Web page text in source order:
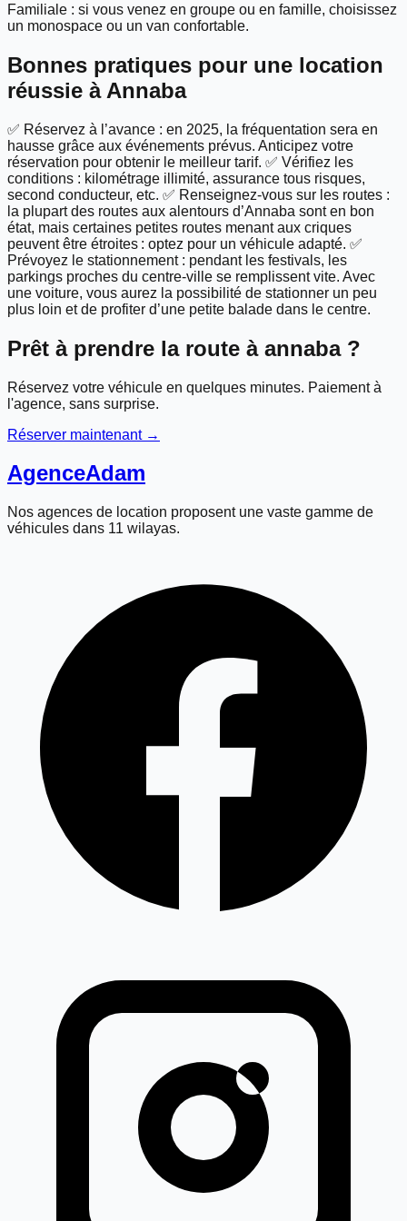
Familiale : si vous venez en groupe ou en famille, choisissez
un monospace ou un van confortable.
Bonnes pratiques pour une location
réussie à Annaba
✅ Réservez à l’avance : en 2025, la fréquentation sera en
hausse grâce aux événements prévus. Anticipez votre
réservation pour obtenir le meilleur tarif. ✅ Vérifiez les
conditions : kilométrage illimité, assurance tous risques,
second conducteur, etc. ✅ Renseignez-vous sur les routes :
la plupart des routes aux alentours d’Annaba sont en bon
état, mais certaines petites routes menant aux criques
peuvent être étroites : optez pour un véhicule adapté. ✅
Prévoyez le stationnement : pendant les festivals, les
parkings proches du centre-ville se remplissent vite. Avec
une voiture, vous aurez la possibilité de stationner un peu
plus loin et de profiter d’une petite balade dans le centre.
Prêt à prendre la route à annaba?
Réservez votre véhicule en quelques minutes. Paiement à
l'agence, sans surprise.
Réserver maintenant →
AgenceAdam
Nos agences de location proposent une vaste gamme de
véhicules dans 11 wilayas.